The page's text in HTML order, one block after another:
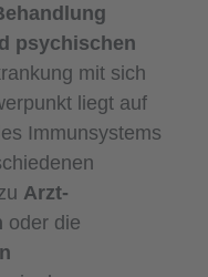
psychischen
mit sich
liegt auf
Immunsystems
Arzt-
oder die